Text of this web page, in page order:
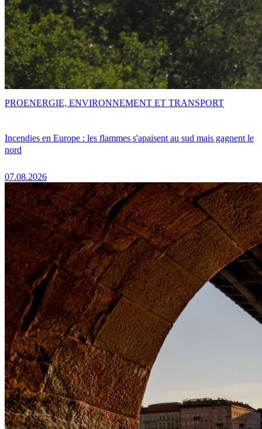
Incendies en Europe : les flammes s'apaisent au sud mais gagnent le
nord
07.08.2026
PROENERGIE, ENVIRONNEMENT ET TRANSPORT